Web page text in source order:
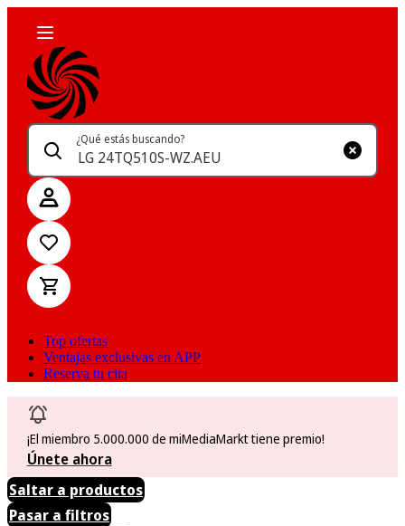
¿Qué estás buscando?
Top ofertas
Ventajas exclusivas en APP
Reserva tu cita
¡El miembro 5.000.000 de miMediaMarkt tiene premio!
Únete ahora
Saltar a productos
Pasar a filtros